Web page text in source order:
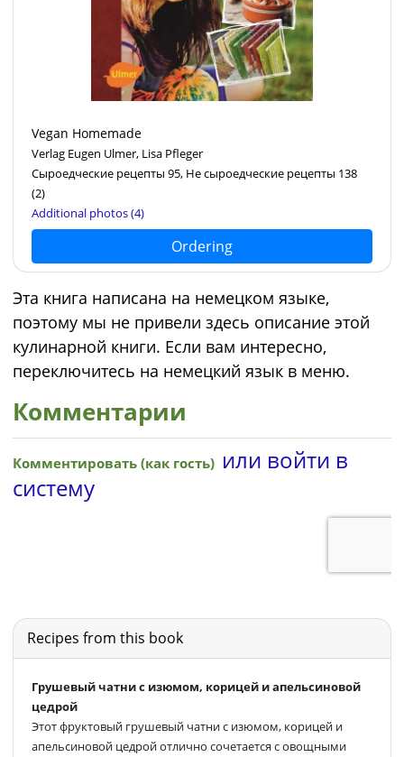
Vegan Homemade
Verlag Eugen Ulmer, Lisa Pfleger
Сыроедческие рецепты 95, Не сыроедческие рецепты 138
(2)
Additional photos (4)
Ordering
Эта книга написана на немецком языке,
поэтому мы не привели здесь описание этой
кулинарной книги. Если вам интересно,
переключитесь на немецкий язык в меню.
Комментарии
Recipes from this book
Грушевый чатни с изюмом, корицей и апельсиновой
цедрой
Этот фруктовый грушевый чатни с изюмом, корицей и
апельсиновой цедрой отлично сочетается с овощными